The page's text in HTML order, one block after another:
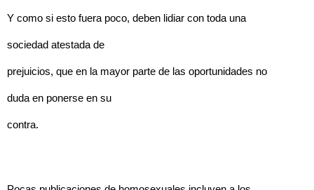
Y como si esto fuera poco, deben lidiar con toda una
sociedad atestada de
prejuicios, que en la mayor parte de las oportunidades no
duda en ponerse en su
contra.